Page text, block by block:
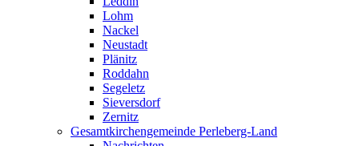
Lohm
Nackel
Neustadt
Plänitz
Roddahn
Segeletz
Sieversdorf
Zernitz
Gesamtkirchengemeinde Perleberg-Land